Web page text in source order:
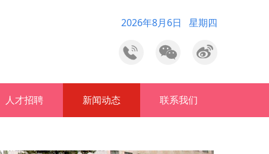
2026年8月6日 星期四
人才招聘 新闻动态 联系我们